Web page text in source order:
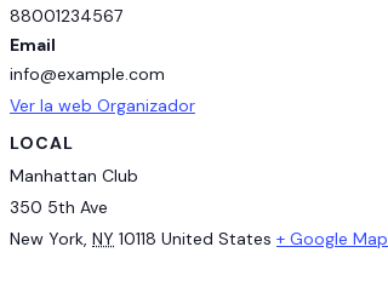
88001234567
Email
info@example.com
Ver la web Organizador
LOCAL
Manhattan Club
350 5th Ave
New York, NY 10118 United States + Google Map